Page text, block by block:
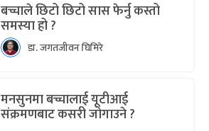
बच्चाले छिटो छिटो सास फेर्नु कस्तो
समस्या हो ?
डा. जगतजीवन घिमिरे
मनसुनमा बच्चालाई यूटीआई
संक्रमणबाट कसरी जोगाउने ?